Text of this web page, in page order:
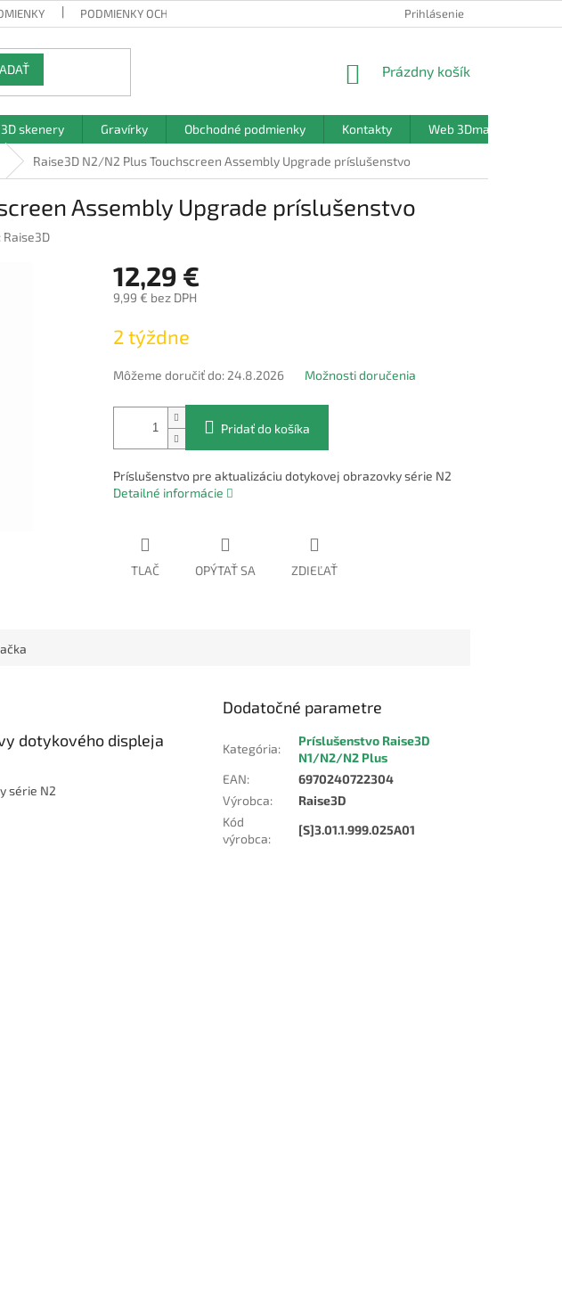
PODMIENKY OCHRANY OSOBNÝCH ÚDAJOV Prihlásenie
NÁKUPNÝ
Prázdny košík
3D skenery Gravírky Obchodné podmienky Kontakty Web 3Dmanufaktura.sk
Raise3D N2/N2 Plus Touchscreen Assembly Upgrade príslušenstvo
Assembly Upgrade príslušenstvo
Raise3D
12,29 €
9,99 € bez DPH
cena:
2 týždne
Môžeme doručiť do: 24.8.2026 Možnosti doručenia
Pridať do košíka
Príslušenstvo pre aktualizáciu dotykovej obrazovky série N2
Detailné informácie
TLAČ OPÝTAŤ SA ZDIEĽAŤ
dotykového displeja
série N2
Dodatočné parametre
Kategória:
Príslušenstvo Raise3D
N1/N2/N2 Plus
EAN:
6970240722304
Výrobca:
Raise3D
Kód
výrobca:
[S]3.01.1.999.025A01